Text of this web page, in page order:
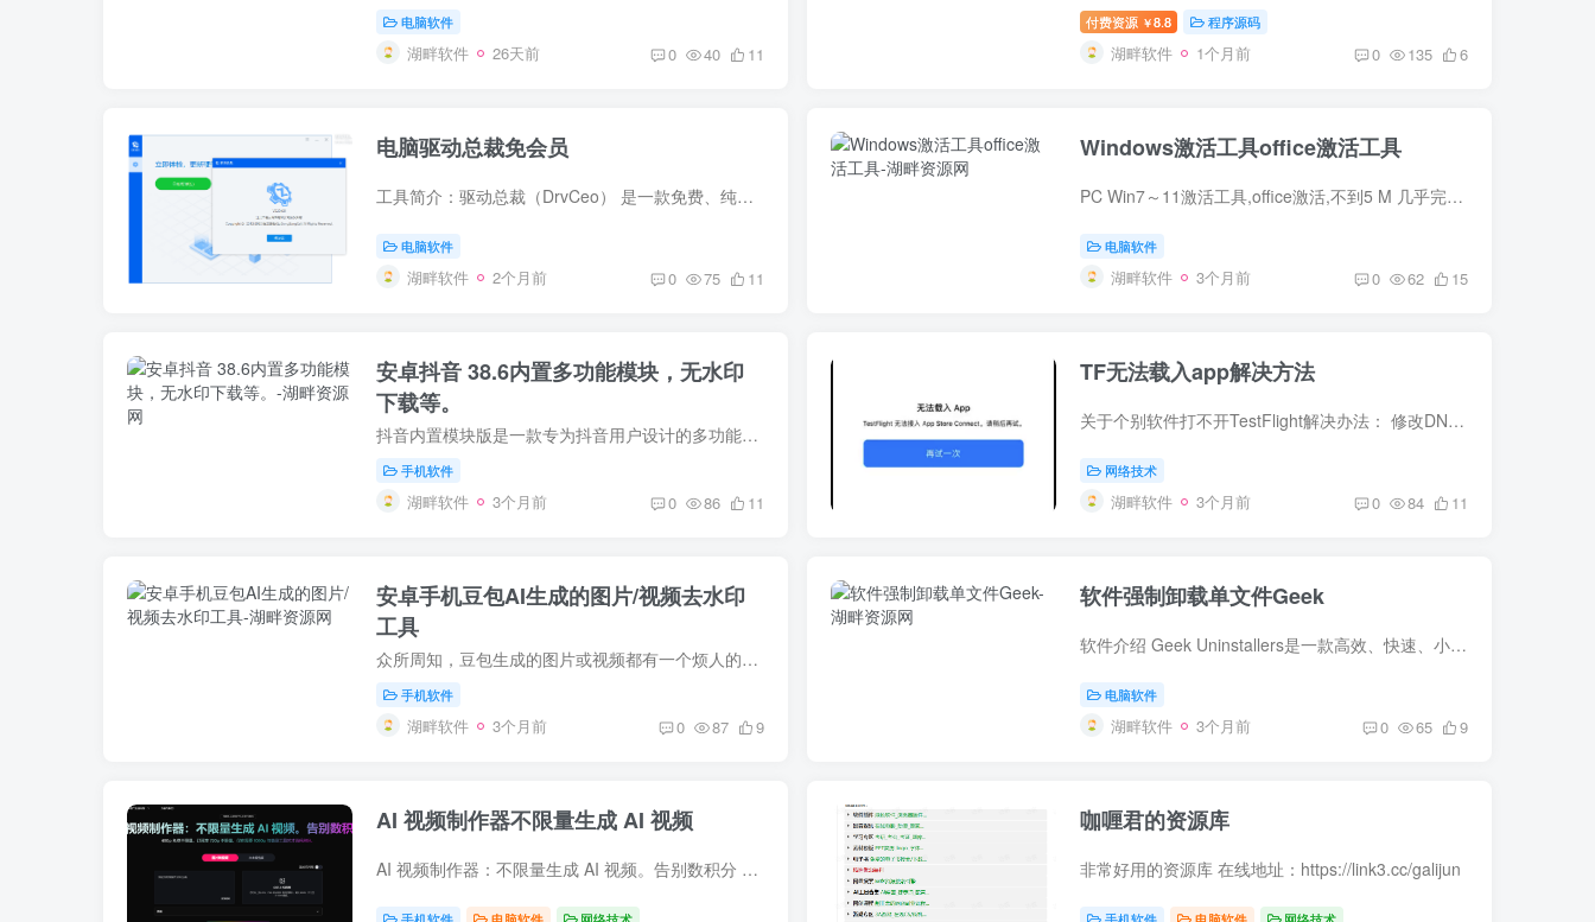
电脑软件
湖畔软件 26天前 0 40 11
付费资源 ￥8.8 程序源码
湖畔软件 1个月前 0 135 6
电脑驱动总裁免会员
工具简介：驱动总裁（DrvCeo） 是一款免费、纯净、无广告的 Windows 驱动管理工具，主打在线 + 离线双模式，装机与日常维护都常用。 下载地址：https://1832969777.share.123865.com/123pan/0ky...
电脑软件
湖畔软件 2个月前 0 75 11
Windows激活工具office激活工具
PC Win7～11激活工具,office激活,不到5 M 几乎完美的系统和office激活工具： 1. 支持从Windows XP到Windows 11 24H2（含Server）的激活。 2. 激活Microsoft Office 2010到2024，包括365和UWP版...
电脑软件
湖畔软件 3个月前 0 62 15
安卓抖音 38.6内置多功能模块，无水印
下载等。
抖音内置模块版是一款专为抖音用户设计的多功能工具，支持无水印视频下载、音频提取、去广告等功能。它不仅可以让您轻松下载喜欢的视频和音频内容，还提供了多种实用功能，如双击打开评论区、无...
手机软件
湖畔软件 3个月前 0 86 11
TF无法载入app解决方法
关于个别软件打不开TestFlight解决办法： 修改DNS来访问TestFlight， 打开手机设置→无线局域网→（WiFi）→找到已连接WiFi 点击右侧（i） 再选择配置DNS 选择手动，然后添加服务器 输入 8.8.4....
网络技术
湖畔软件 3个月前 0 84 11
安卓手机豆包AI生成的图片/视频去水印
工具
众所周知，豆包生成的图片或视频都有一个烦人的水印，网络上的教程错综复杂，为了解决这一烦恼，于是这款软件便诞生了，软件永久免费！！！ 下载地址:https://www.123865.com/s/qcVPjv-GkkuA ...
手机软件
湖畔软件 3个月前 0 87 9
软件强制卸载单文件Geek
软件介绍 Geek Uninstallers是一款高效、快速、小巧、免费的软件卸载与清理工具，旨在帮助用户删除系统上安装的程序。不同于其他的卸载程序，Geek Uninstaller执行深入扫描进程，并清除软件卸载...
电脑软件
湖畔软件 3个月前 0 65 9
AI 视频制作器不限量生成 AI 视频
AI 视频制作器：不限量生成 AI 视频。告别数积分 在线地址：https://aivideomaker.ai/zh
手机软件 电脑软件 网络技术
咖喱君的资源库
非常好用的资源库 在线地址：https://link3.cc/galijun
手机软件 电脑软件 网络技术